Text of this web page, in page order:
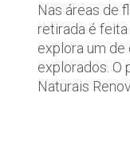
Nas áreas de
retirada é
explora um de
explorados. O
Naturais